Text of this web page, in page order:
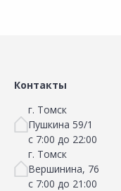
Контакты
г. Томск
Пушкина 59/1
с 7:00 до 22:00
г. Томск
Вершинина, 76
с 7:00 до 21:00